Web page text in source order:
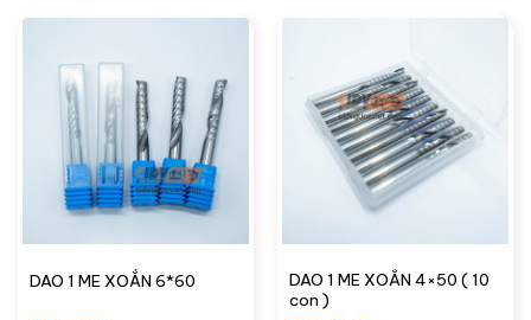
DAO 1 ME XOẮN 6*60
DAO 1 ME XOẮN 4×50 ( 10
con )